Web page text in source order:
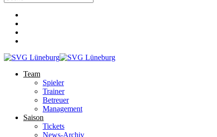
Team
Spieler
Trainer
Betreuer
Management
Saison
Tickets
News-Archiv